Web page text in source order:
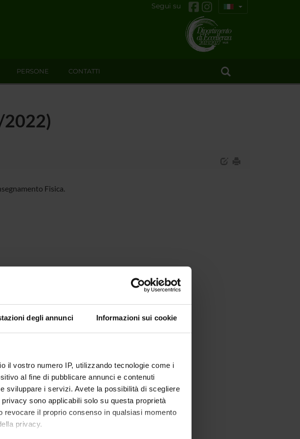
degli annunci Informazioni sui cookie
il vostro numero IP, utilizzando tecnologie come i
al fine di pubblicare annunci e contenuti
sviluppare i servizi. Avete la possibilità di scegliere
sono applicabili solo su questa proprietà
il proprio consenso in qualsiasi momento
privacy.
Segui su
PERSONE CONTATTI
2022)
Fisica.